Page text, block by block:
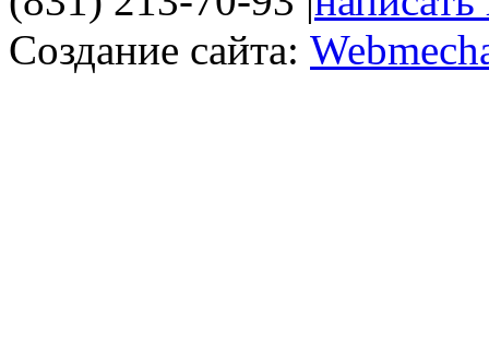
Создание сайта: